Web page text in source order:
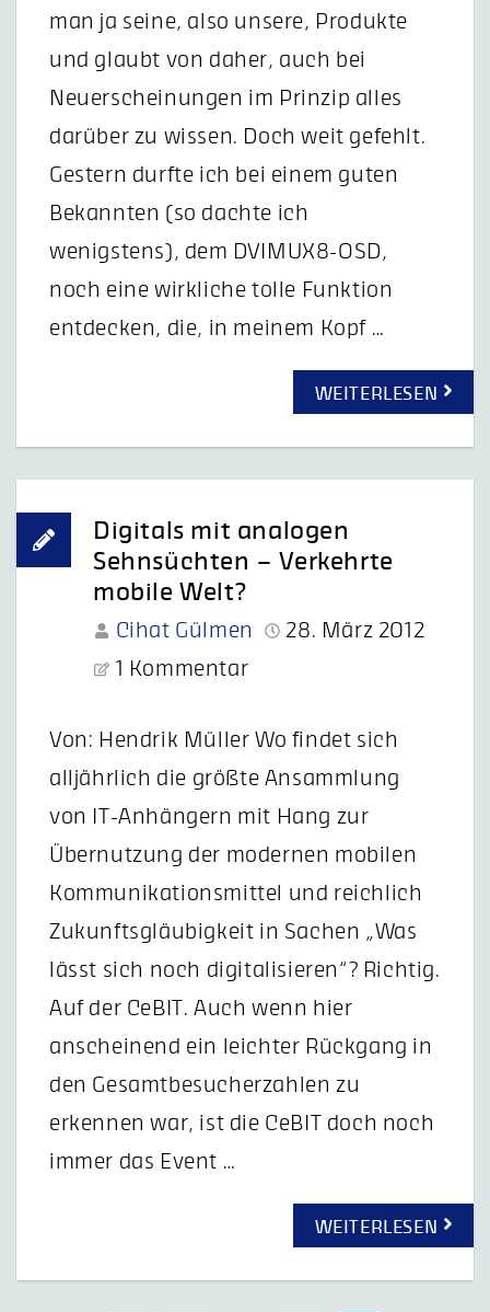
man ja seine, also unsere, Produkte
und glaubt von daher, auch bei
Neuerscheinungen im Prinzip alles
darüber zu wissen. Doch weit gefehlt.
Gestern durfte ich bei einem guten
Bekannten (so dachte ich
wenigstens), dem DVIMUX8-OSD,
noch eine wirkliche tolle Funktion
entdecken, die, in meinem Kopf …
WEITERLESEN
Digitals mit analogen
Sehnsüchten – Verkehrte
mobile Welt?
Cihat Gülmen
28. März 2012
1 Kommentar
Von: Hendrik Müller Wo findet sich
alljährlich die größte Ansammlung
von IT-Anhängern mit Hang zur
Übernutzung der modernen mobilen
Kommunikationsmittel und reichlich
Zukunftsgläubigkeit in Sachen „Was
lässt sich noch digitalisieren“? Richtig.
Auf der CeBIT. Auch wenn hier
anscheinend ein leichter Rückgang in
den Gesamtbesucherzahlen zu
erkennen war, ist die CeBIT doch noch
immer das Event …
WEITERLESEN